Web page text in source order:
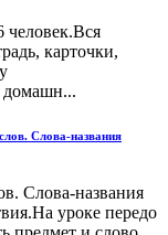
человек.Вся
карточки,
домашн...
Слова-названия
Слова-названия
уроке передо